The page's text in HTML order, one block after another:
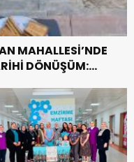
MAHALLESİ’NDE
DÖNÜŞÜM:
YILLIK TAPU SORUNU